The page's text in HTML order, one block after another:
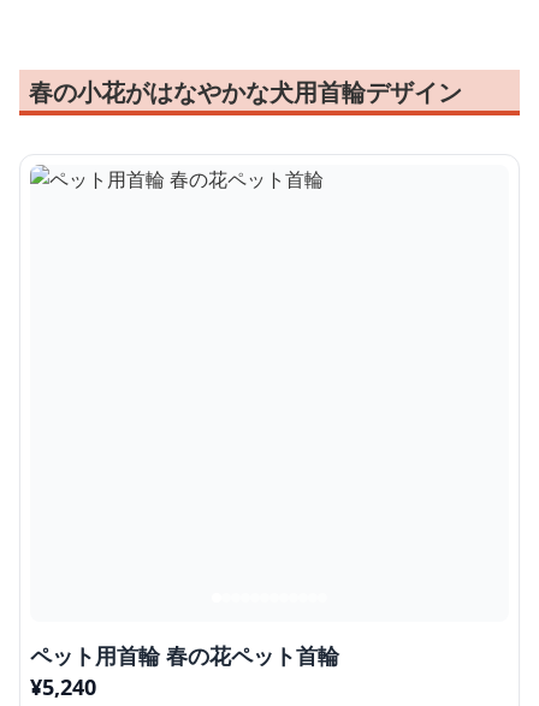
春の小花がはなやかな犬用首輪デザイン
ペット用首輪 春の花ペット首輪
¥5,240